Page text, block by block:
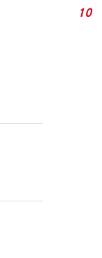
10